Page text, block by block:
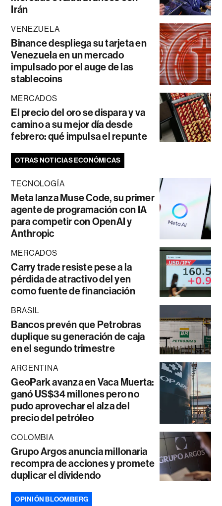
Irán
VENEZUELA
Binance despliega su tarjeta en
Venezuela en un mercado
impulsado por el auge de las
stablecoins
MERCADOS
El precio del oro se dispara y va
camino a su mejor día desde
febrero: qué impulsa el repunte
OTRAS NOTICIAS ECONÓMICAS
TECNOLOGÍA
Meta lanza Muse Code, su primer
agente de programación con IA
para competir con OpenAI y
Anthropic
MERCADOS
Carry trade resiste pese a la
pérdida de atractivo del yen
como fuente de financiación
BRASIL
Bancos prevén que Petrobras
duplique su generación de caja
en el segundo trimestre
ARGENTINA
GeoPark avanza en Vaca Muerta:
ganó US$34 millones pero no
pudo aprovechar el alza del
precio del petróleo
COLOMBIA
Grupo Argos anuncia millonaria
recompra de acciones y promete
duplicar el dividendo
OPINIÓN BLOOMBERG